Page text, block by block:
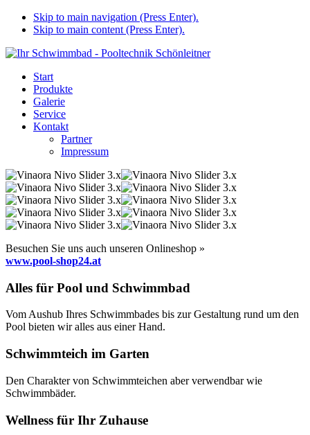
Skip to main navigation (Press Enter).
Skip to main content (Press Enter).
Start
Produkte
Galerie
Service
Kontakt
Partner
Impressum
Besuchen Sie uns auch unseren Onlineshop »
www.pool-shop24.at
Alles für Pool und Schwimmbad
Vom Aushub Ihres Schwimmbades bis zur Gestaltung rund um den
Pool bieten wir alles aus einer Hand.
Schwimmteich im Garten
Den Charakter von Schwimmteichen aber verwendbar wie
Schwimmbäder.
Wellness für Ihr Zuhause